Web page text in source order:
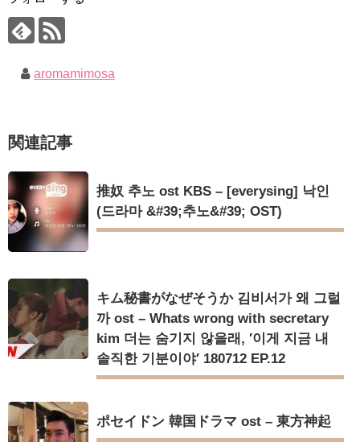
Jin-Crash Landing On You/ヒョンビン❤️ソンイェジン / エンジョイ❕
キム・レウォンの影絵遊び！？「黒騎士～永遠の約束～」メイ
Powered by livedoor 相互RSS
いでしょ？” Big News TV
幻の王女チャミョンゴ エンディング
か」出演で話題 Big News TV
Powered by livedoor 相互RSS
aromamimosa
関連記事
推奴 추노 ost KBS – [everysing] 낙인
(드라마 &#39;추노&#39; OST)
キム秘書がなぜそうか 김비서가 왜 그럴
까 ost – Whats wrong with secretary
kim 더는 숨기지 않을래, ′이게 지금 내
솔직한 기분이야′ 180712 EP.12
ポセイドン 韓国ドラマ ost – 東方神起